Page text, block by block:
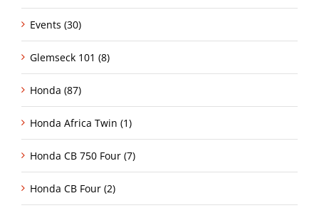
Events (30)
Glemseck 101 (8)
Honda (87)
Honda Africa Twin (1)
Honda CB 750 Four (7)
Honda CB Four (2)